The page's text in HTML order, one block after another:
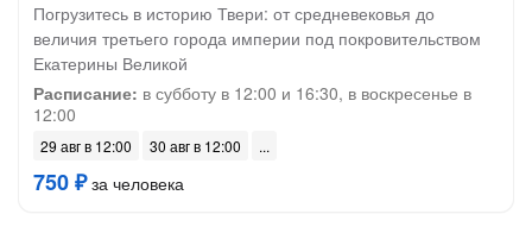
Погрузитесь в историю Твери: от средневековья до
величия третьего города империи под покровительством
Екатерины Великой
Расписание: в субботу в 12:00 и 16:30, в воскресенье в
12:00
29 авг в 12:00 30 авг в 12:00
750 ₽за человека